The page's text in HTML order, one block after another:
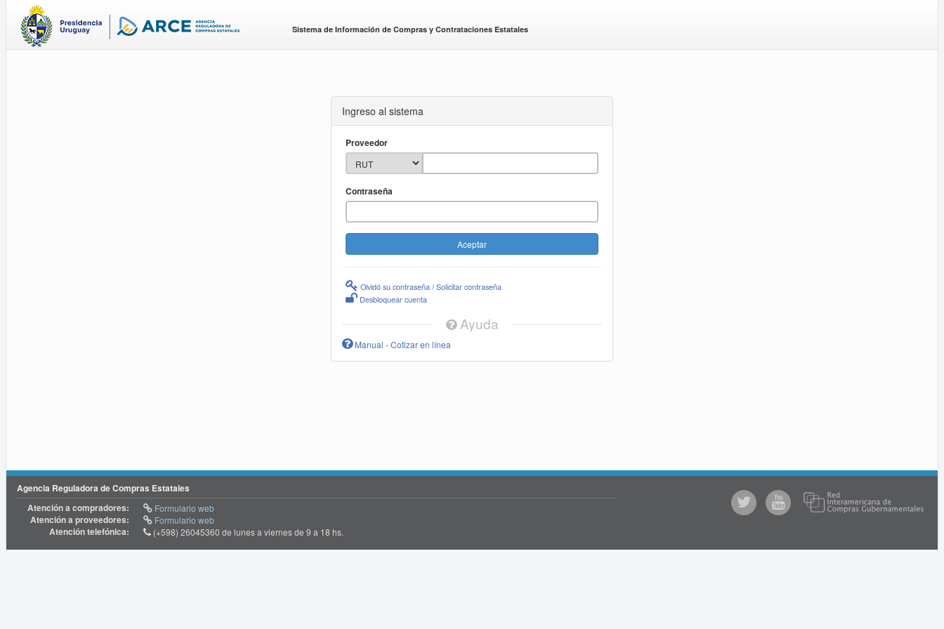
Sistema de Información de Compras y Contrataciones Estatales
Ingreso al sistema
Proveedor
Contraseña
Olvidó su contraseña / Solicitar contraseña
Desbloquear cuenta
Ayuda
Manual - Cotizar en línea
Agencia Reguladora de Compras Estatales
Atención a compradores:
Formulario web
Atención a proveedores: Formulario web
Atención telefónica: (+598) 26045360 de lunes a viernes de 9 a 18 hs.
@comprasgubuy
ACCE
Youtube